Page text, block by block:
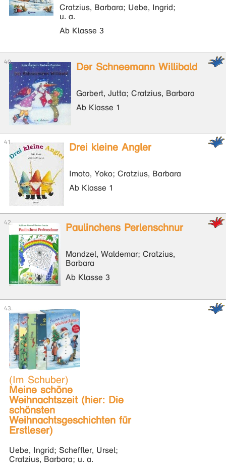
Cratzius, Barbara; Uebe, Ingrid;
u. a.
Ab Klasse 3
Der Schneemann Willibald
Garbert, Jutta; Cratzius, Barbara
Ab Klasse 1
Drei kleine Angler
Imoto, Yoko; Cratzius, Barbara
Ab Klasse 1
Paulinchens Perlenschnur
Mandzel, Waldemar; Cratzius,
Barbara
Ab Klasse 3
(Im Schuber)
Meine schöne
Weihnachtszeit (hier: Die
schönsten
Weihnachtsgeschichten für
Erstleser)
Uebe, Ingrid; Scheffler, Ursel;
Cratzius, Barbara; u. a.